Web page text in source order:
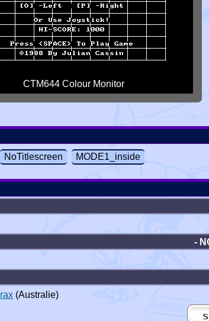
CTM644 Colour Monitor
NoTitlescreen MODE1_inside
-
(Australie)